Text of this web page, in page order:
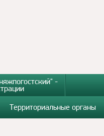
-
Территориальные органы